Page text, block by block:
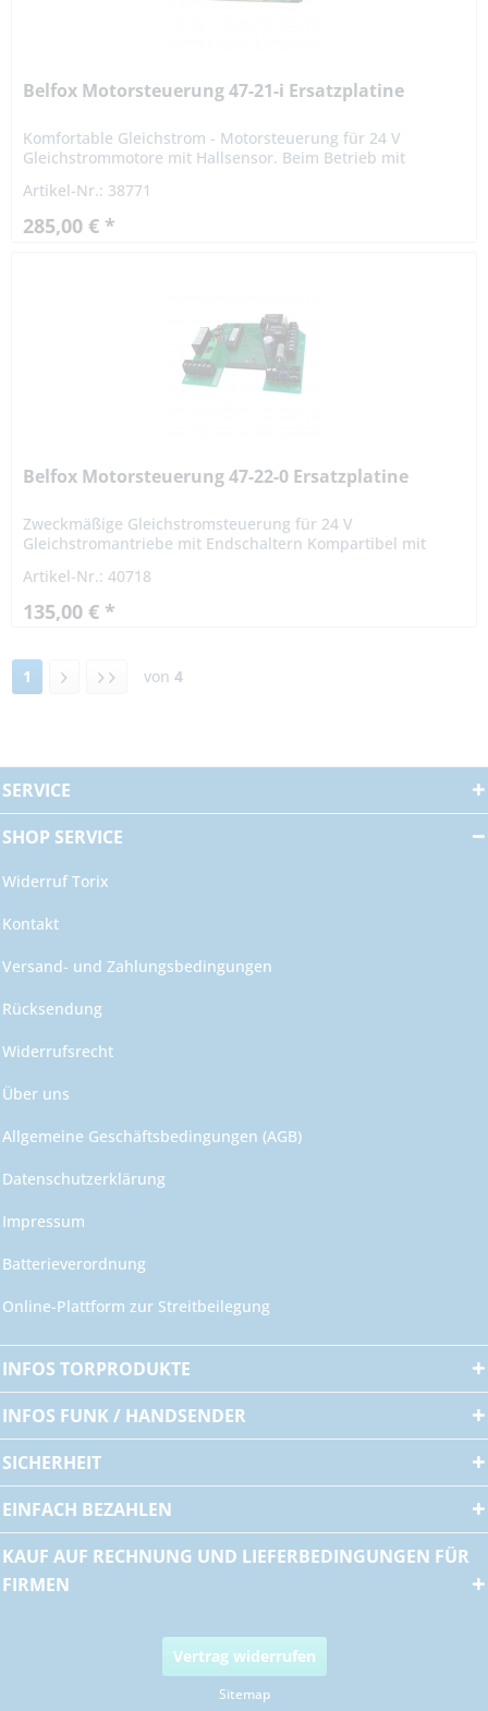
Belfox Motorsteuerung 47-21-i Ersatzplatine
Komfortable Gleichstrom - Motorsteuerung für 24 V
Gleichstrommotore mit Hallsensor. Beim Betrieb mit
vom Laufweg des...
Artikel-Nr.: 38771
285,00 € *
Belfox Motorsteuerung 47-22-0 Ersatzplatine
Zweckmäßige Gleichstromsteuerung für 24 V
Gleichstromantriebe mit Endschaltern Kompartibel mit
Slider S2 - S Technische...
Artikel-Nr.: 40718
135,00 € *
1 von 4
SERVICE
SHOP SERVICE
Widerruf Torix
Kontakt
Versand- und Zahlungsbedingungen
Rücksendung
Widerrufsrecht
Über uns
Allgemeine Geschäftsbedingungen (AGB)
Datenschutzerklärung
Impressum
Batterieverordnung
Online-Plattform zur Streitbeilegung
INFOS TORPRODUKTE
INFOS FUNK / HANDSENDER
SICHERHEIT
EINFACH BEZAHLEN
KAUF AUF RECHNUNG UND LIEFERBEDINGUNGEN FÜR
FIRMEN
Vertrag widerrufen
Sitemap